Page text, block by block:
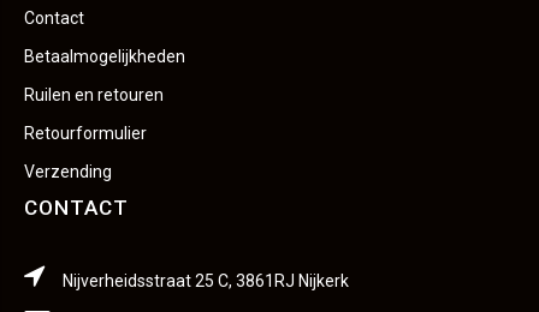
Contact
Betaalmogelijkheden
Ruilen en retouren
Retourformulier
Verzending
CONTACT
Nijverheidsstraat 25 C, 3861RJ Nijkerk